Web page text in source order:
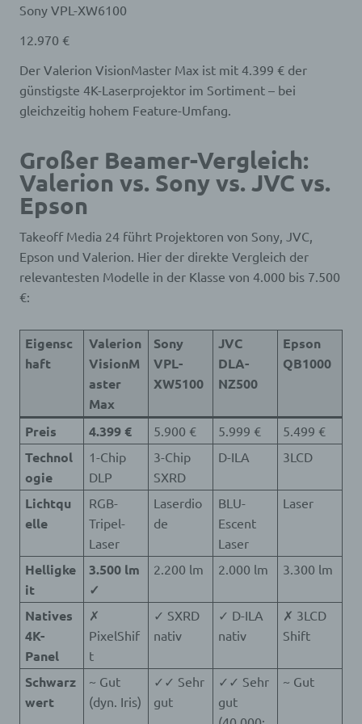
Sony VPL-XW6100
12.970 €
Der Valerion VisionMaster Max ist mit 4.399 € der
günstigste 4K-Laserprojektor im Sortiment – bei
gleichzeitig hohem Feature-Umfang.
Großer Beamer-Vergleich:
Valerion vs. Sony vs. JVC vs.
Epson
Takeoff Media 24 führt Projektoren von Sony, JVC,
Epson und Valerion. Hier der direkte Vergleich der
relevantesten Modelle in der Klasse von 4.000 bis 7.500
€:
Eigensc
haft
Valerion
VisionM
aster
Max
Sony
VPL-
XW5100
JVC
DLA-
NZ500
Epson
QB1000
Preis 4.399 € 5.900 € 5.999 € 5.499 €
Technol
ogie
1-Chip
DLP
3-Chip
SXRD
D-ILA 3LCD
Lichtqu
elle
RGB-
Tripel-
Laser
Laserdio
de
BLU-
Escent
Laser
Laser
Helligke
it
3.500 lm
✓
2.200 lm 2.000 lm 3.300 lm
Natives
4K-
Panel
✗
PixelShif
t
✓ SXRD
nativ
✓ D-ILA
nativ
✗ 3LCD
Shift
Schwarz
wert
~ Gut
(dyn. Iris)
✓✓ Sehr
gut
✓✓ Sehr
gut
~ Gut
IP-Adresse erfolgt aus Sicherheitsgründen und für
abgegebenen Kommentar die Rechte Dritter
Speicherung dieser personenbezogenen Daten
erfolgt daher im eigenen Interesse des für die
Verarbeitung Verantwortlichen, damit sich dieser
dieser erhobenen personenbezogenen Daten an
Dritte, sofern eine solche Weitergabe nicht
gesetzlich vorgeschrieben ist oder der
Rechtsverteidigung des für die Verarbeitung
Verantwortlichen dient.
Gravatar
Bei Kommentaren wird auf den Gravatar Service
Kommentar ab. Sollten Sie nicht registriert sein,
wird kein Bild angezeigt. Zu beachten ist, dass alle
registrierten WordPress-User automatisch auch
bei Gravatar registriert sind. Details zu Gravatar:
https://de.gravatar.com
Routinemäßige Löschung und Sperrung von
personenbezogenen Daten
Der für die Verarbeitung Verantwortliche
verarbeitet und speichert personenbezogene
Daten der betroffenen Person nur für den Zeitraum,
der zur Erreichung des Speicherungszwecks
erforderlich ist oder sofern dies durch den
Europäischen Richtlinien- und Verordnungsgeber
oder einen anderen Gesetzgeber in Gesetzen oder
Vorschriften, welchen der für die Verarbeitung
Verantwortliche unterliegt, vorgesehen wurde.
Entfällt der Speicherungszweck oder läuft eine
vom Europäischen Richtlinien- und
Verordnungsgeber oder einem anderen
zuständigen Gesetzgeber vorgeschriebene
Speicherfrist ab, werden die personenbezogenen
Daten routinemäßig und entsprechend den
gesetzlichen Vorschriften gesperrt oder gelöscht.